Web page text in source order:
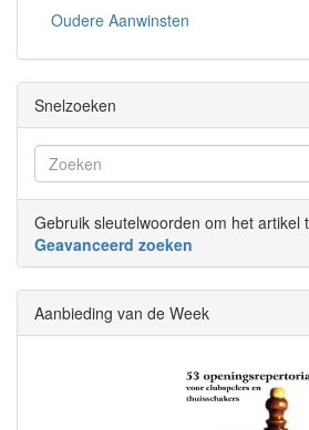
Oudere Aanwinsten
Snelzoeken
Gebruik sleutelwoorden om het artikel
Geavanceerd zoeken
Aanbieding van de Week